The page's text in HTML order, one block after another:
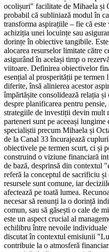
ocolișuri" facilitate de Mihaela și
probabil că subliniază modul în
transforma aspirațiile – fie că
achiziția unei locuințe sau
dorințe în obiective tangibile.
alocarea resurselor limitate către
asigurând în același timp o
viitoare. Definirea obiectivelor
esențial al prosperității pe termen
diferite, însă alinierea acestor
împărtășite consolidează relația
despre planificarea pentru
strategiile de investiții devin mult
parteneri sunt pe aceeași
specialiștii precum Mihaela și
de la Canal 33 încurajează
obiectivele pe termen scurt, ci și
construind o viziune financiară
de bază, desprinsă din contextul
referă la conceptul de sacrificiu
resursele sunt comune, iar
afectează pe toată lumea.
necesar să renunți la o dorință
comun, sau să găsești o cale de
este un aspect crucial al
echilibru între nevoile individuale
discutat în contextul emisiunii
contribuie la o atmosferă